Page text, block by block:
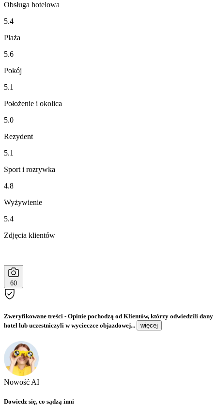
Obsługa hotelowa
5.4
Plaża
5.6
Pokój
5.1
Położenie i okolica
5.0
Rezydent
5.1
Sport i rozrywka
4.8
Wyżywienie
5.4
Zdjęcia klientów
60
Zweryfikowane treści - Opinie pochodzą od Klientów, którzy odwiedzili dany
hotel lub uczestniczyli w wycieczce objazdowej...
więcej
Nowość AI
Dowiedz się, co sądzą inni